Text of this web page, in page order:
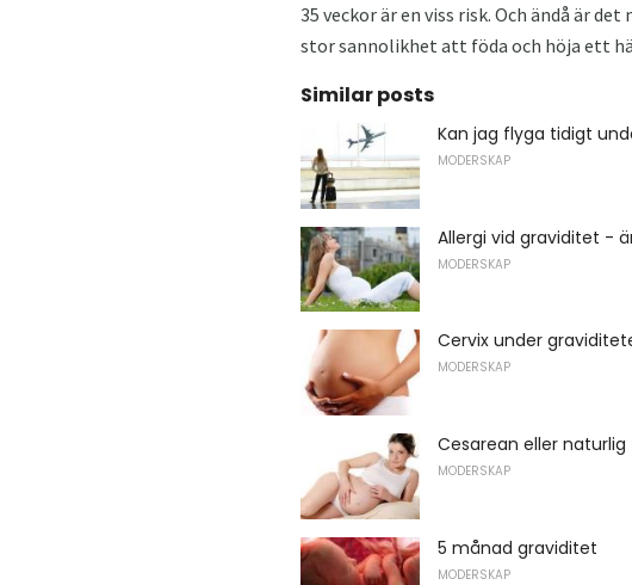
35 veckor är en viss risk. Och ändå är
stor sannolikhet att föda och höja ett
Similar posts
Kan jag flyga tidigt
MODERSKAP
Allergi vid graviditet -
MODERSKAP
Cervix under
MODERSKAP
Cesarean eller
MODERSKAP
5 månad graviditet
MODERSKAP